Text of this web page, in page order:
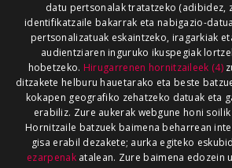
datu pertsonalak tratatzeko (adibidez,
identifikatzaile bakarrak eta nabigazio-
pertsonalizatuak eskaintzeko, iragarkiak
audientziaren inguruko ikuspegiak
hobetzeko. Hirugarrenen hornitzaileek (4)
ditzakete helburu hauetarako eta beste
kokapen geografiko zehatzeko datuak eta
erabiliz. Zure aukerak webgune honi
Hornitzaile batzuek baimena beharrean
gisa erabil dezakete; aurka egiteko
ezarpenakatalean. Zure baimena edozein